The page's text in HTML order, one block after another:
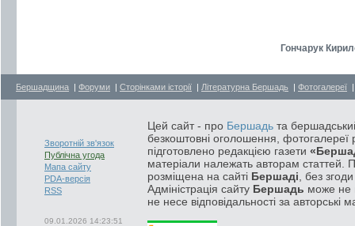
Гончарук
Бершадщина | Форуми | Сторінками історії | Літературна Бершадь | Фотогалереї
Зворотній зв'язок
Публічна угода
Мапа сайту
PDA-версія
RSS
09.01.2026 14:23:51
Цей сайт - про Бершадь та
безкоштовні оголошення, фотогалереї
підготовлено редакцією газети
матеріали належать авторам статтей.
розміщена на сайті Бершаді , без
Адміністрація сайту Бершадь може не
не несе відповідальності за авторські